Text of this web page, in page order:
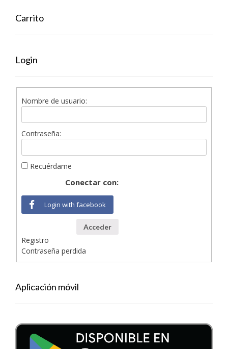
Carrito
Login
Nombre de usuario:
Contraseña:
Recuérdame
Conectar con:
Login with facebook
Acceder
Registro
Contraseña perdida
Aplicación móvil